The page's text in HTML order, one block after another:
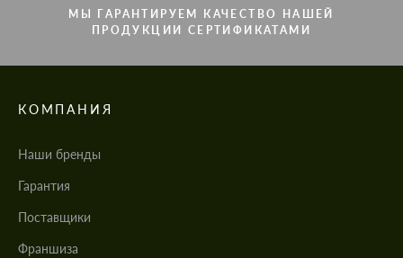
МЫ ГАРАНТИРУЕМ КАЧЕСТВО НАШЕЙ
ПРОДУКЦИИ СЕРТИФИКАТАМИ
КОМПАНИЯ
Наши бренды
Гарантия
Поставщики
Франшиза